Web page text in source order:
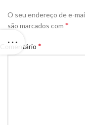
O seu endereço de e-
são marcados com *
Comentário *